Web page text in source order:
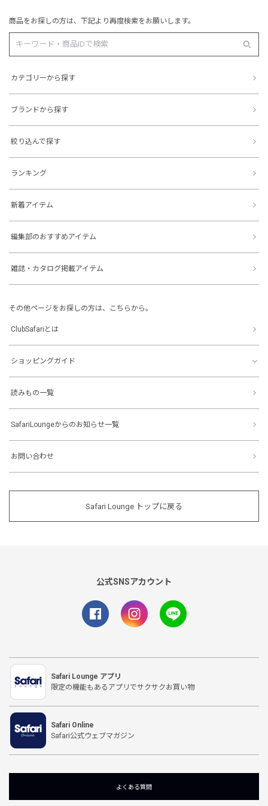
商品をお探しの方は、下記より再度検索をお願いします。
カテゴリーから探す
ブランドから探す
絞り込んで探す
ランキング
新着アイテム
編集部のおすすめアイテム
雑誌・カタログ掲載アイテム
その他ページをお探しの方は、こちらから。
ClubSafariとは
ショッピングガイド
読みもの一覧
SafariLoungeからのお知らせ一覧
お問い合わせ
Safari Lounge トップに戻る
公式SNSアカウント
Safari Lounge アプリ
限定の機能もあるアプリでサクサクお買い物
Safari Online
Safari公式ウェブマガジン
よくある質問